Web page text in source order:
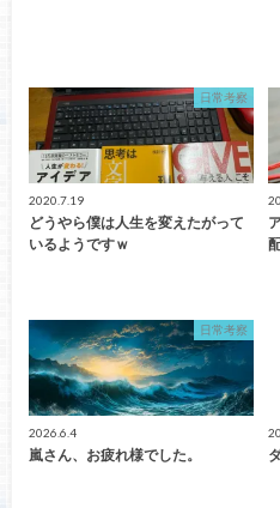
日常考察
2020.7.19
どうやら僕は人生を変えたがって
いるようですｗ
日常考察
2026.6.4
嵐さん、お疲れ様でした。